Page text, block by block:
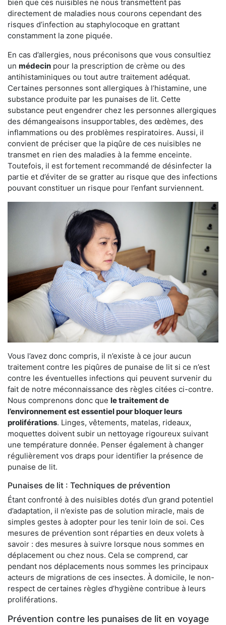
bien que ces nuisibles ne nous transmettent pas
directement de maladies nous courons cependant des
risques d’infection au staphylocoque en grattant
constamment la zone piquée.
En cas d’allergies, nous préconisons que vous consultiez
un médecin pour la prescription de crème ou des
antihistaminiques ou tout autre traitement adéquat.
Certaines personnes sont allergiques à l’histamine, une
substance produite par les punaises de lit. Cette
substance peut engendrer chez les personnes allergiques
des démangeaisons insupportables, des œdèmes, des
inflammations ou des problèmes respiratoires. Aussi, il
convient de préciser que la piqûre de ces nuisibles ne
transmet en rien des maladies à la femme enceinte.
Toutefois, il est fortement recommandé de désinfecter la
partie et d’éviter de se gratter au risque que des infections
pouvant constituer un risque pour l’enfant surviennent.
Vous l’avez donc compris, il n’existe à ce jour aucun
traitement contre les piqûres de punaise de lit si ce n’est
contre les éventuelles infections qui peuvent survenir du
fait de notre méconnaissance des règles citées ci-contre.
Nous comprenons donc que le traitement de
l’environnement est essentiel pour bloquer leurs
proliférations. Linges, vêtements, matelas, rideaux,
moquettes doivent subir un nettoyage rigoureux suivant
une température donnée. Penser également à changer
régulièrement vos draps pour identifier la présence de
punaise de lit.
Punaises de lit : Techniques de prévention
Étant confronté à des nuisibles dotés d’un grand potentiel
d’adaptation, il n’existe pas de solution miracle, mais de
simples gestes à adopter pour les tenir loin de soi. Ces
mesures de prévention sont réparties en deux volets à
savoir : des mesures à suivre lorsque nous sommes en
déplacement ou chez nous. Cela se comprend, car
pendant nos déplacements nous sommes les principaux
acteurs de migrations de ces insectes. À domicile, le non-
respect de certaines règles d’hygiène contribue à leurs
proliférations.
Prévention contre les punaises de lit en voyage